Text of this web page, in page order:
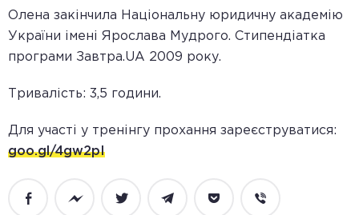
Олена закінчила Національну юридичну академію
України імені Ярослава Мудрого. Стипендіатка
програми Завтра.UA 2009 року.
Тривалість: 3,5 години.
Для участі у тренінгу прохання зареєструватися:
goo.gl/4gw2pI
FacebookMessengerTwitter TelegramPocket Viber